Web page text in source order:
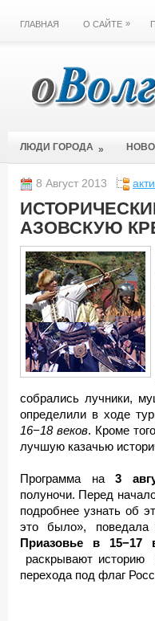
ГЛАВНАЯ О САЙТЕ »
ЛЮДИ ГОРОДА »
8 Август 2013
АЗОВСКУЮ
собрались лучники,
определили в ходе
16−18 веков. Кроме
лучшую казачью
Программа на3
полуночи. Перед
подробнее узнать об
это было», поведала
Приазовье в 15−17
раскрывают историю
перехода под флаг